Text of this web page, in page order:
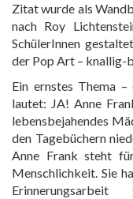
Zitat wurde als
nach Roy
SchülerInnen
der Pop Art – knallig-
Ein ernstes Thema
lautet: JA! Anne
lebensbejahendes
den Tagebüchern
Anne Frank steht
Menschlichkeit. Sie
Erinnerungsarbeit